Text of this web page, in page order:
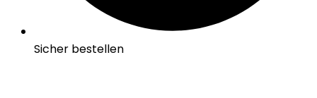
Sicher bestellen